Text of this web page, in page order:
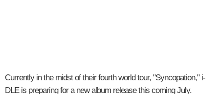
Currently in the midst of their fourth world tour, "Syncopation," i-
DLE is preparing for a new album release this coming July.